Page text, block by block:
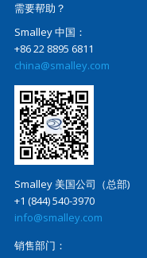
需要帮助？
Smalley 中国：
+86 22 8895 6811
china@smalley.com
Smalley 美国公司（总部)
+1 (844) 540-3970
info@smalley.com
销售部门：